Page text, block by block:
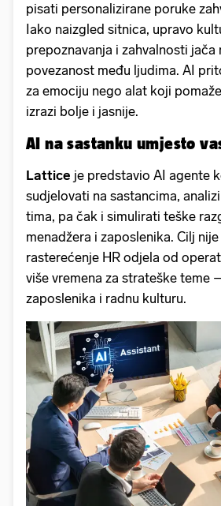
pisati personalizirane poruke
Iako naizgled sitnica, upravo
prepoznavanja i zahvalnosti jača
povezanost među ljudima. AI
za emociju nego alat koji
izrazi bolje i jasnije.
AI na sastanku umjesto
Lattice je predstavio AI agente
sudjelovati na sastancima,
tima, pa čak i simulirati teške
menadžera i zaposlenika. Cilj
rasterećenje HR odjela od
više vremena za strateške teme
zaposlenika i radnu kulturu.